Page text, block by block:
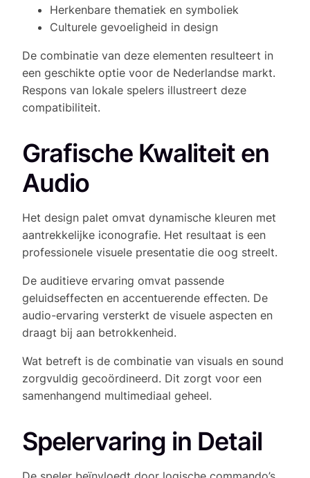
Herkenbare thematiek en symboliek
Culturele gevoeligheid in design
De combinatie van deze elementen resulteert in
een geschikte optie voor de Nederlandse markt.
Respons van lokale spelers illustreert deze
compatibiliteit.
Grafische Kwaliteit en
Audio
Het design palet omvat dynamische kleuren met
aantrekkelijke iconografie. Het resultaat is een
professionele visuele presentatie die oog streelt.
De auditieve ervaring omvat passende
geluidseffecten en accentuerende effecten. De
audio-ervaring versterkt de visuele aspecten en
draagt bij aan betrokkenheid.
Wat betreft is de combinatie van visuals en sound
zorgvuldig gecoördineerd. Dit zorgt voor een
samenhangend multimediaal geheel.
Spelervaring in Detail